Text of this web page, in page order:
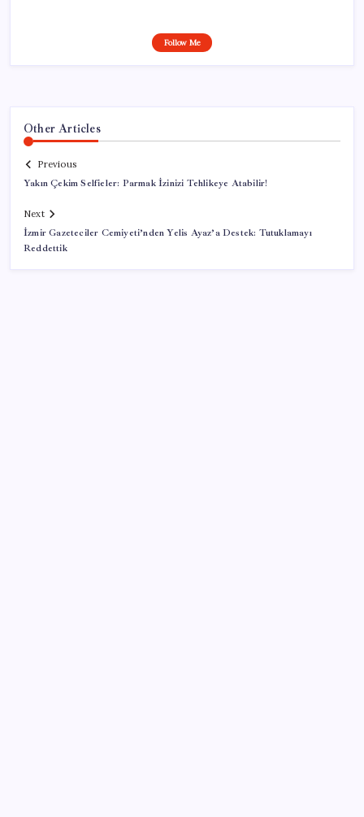
Follow Me
Other Articles
Previous
Yakın Çekim Selfieler: Parmak İzinizi Tehlikeye Atabilir!
Next
İzmir Gazeteciler Cemiyeti’nden Yelis Ayaz’a Destek: Tutuklamayı
Reddettik